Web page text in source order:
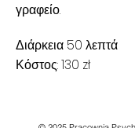
γραφείο.
Διάρκεια 50 λεπτά
Κόστος: 130 zł